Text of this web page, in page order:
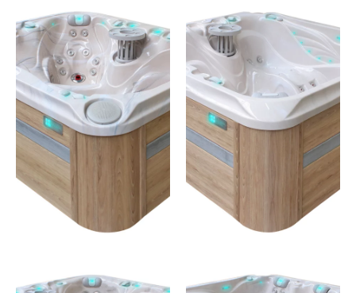
HAPPY
4 places – 55 jets
DÉCOUVRE
PLEASURE
5 places – 60 jets
DÉCOUVRE